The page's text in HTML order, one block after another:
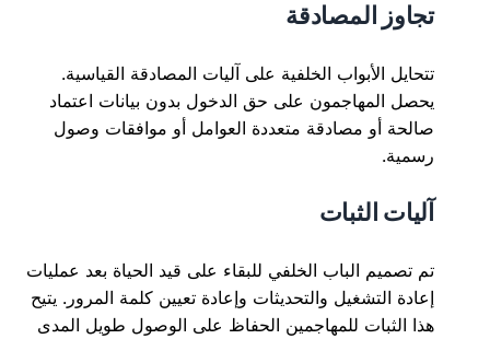
تجاوز المصادقة
تتحايل الأبواب الخلفية على آليات المصادقة القياسية.
يحصل المهاجمون على حق الدخول بدون بيانات اعتماد
صالحة أو مصادقة متعددة العوامل أو موافقات وصول
رسمية.
آليات الثبات
تم تصميم الباب الخلفي للبقاء على قيد الحياة بعد عمليات
إعادة التشغيل والتحديثات وإعادة تعيين كلمة المرور. يتيح
هذا الثبات للمهاجمين الحفاظ على الوصول طويل المدى